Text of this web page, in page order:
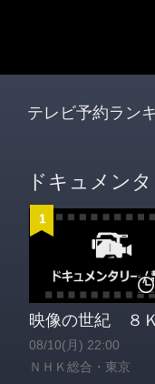
テレビ予約ラン
ドキュメン
08/10(月) 22:00
ＮＨＫ総合・東京